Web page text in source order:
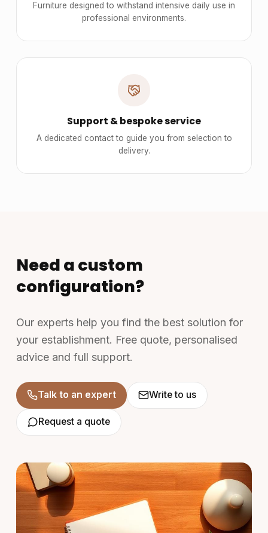
Furniture designed to withstand intensive daily use in
professional environments.
Support & bespoke service
A dedicated contact to guide you from selection to
delivery.
Need a custom
configuration?
Our experts help you find the best solution for
your establishment. Free quote, personalised
advice and full support.
Talk to an expert Write to us
Request a quote